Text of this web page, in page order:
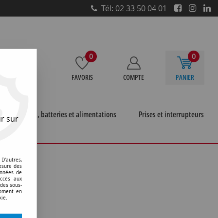
Tél: 02 33 50 04 01
0
FAVORIS COMPTE
0
PANIER
Piles, batteries et alimentations Prises et interrupteurs
sur
des
de
aux
sous-
en